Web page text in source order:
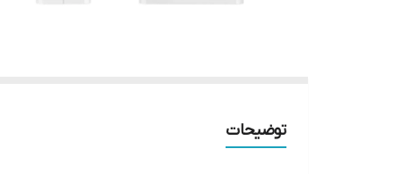
توضیحات